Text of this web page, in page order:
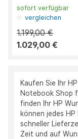
sofort verfügbar
vergleichen
1.199,00 €
1.029,00 €
Kaufen Sie Ihr
Notebook Shop
finden Ihr HP
können jedes
schneller
Zeit und auf